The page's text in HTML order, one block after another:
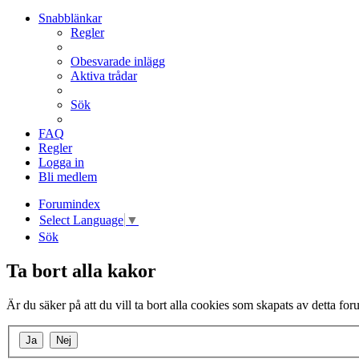
Snabblänkar
Regler
Obesvarade inlägg
Aktiva trådar
Sök
FAQ
Regler
Logga in
Bli medlem
Forumindex
Select Language ▼
Sök
Ta bort alla kakor
Är du säker på att du vill ta bort alla cookies som skapats av detta